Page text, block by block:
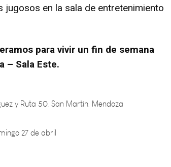
en la sala de entretenimiento
para vivir un fin de semana
– Sala Este.
27 de abril